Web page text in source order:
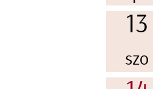
13
szo